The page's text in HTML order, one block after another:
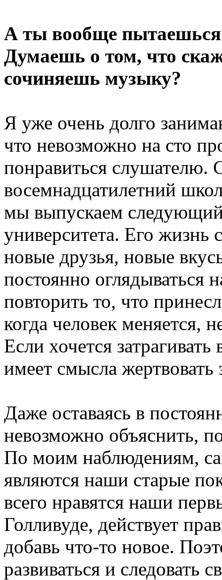
А ты вообще пытаешься
Думаешь о том, что
сочиняешь музыку?
Я уже очень долго
что невозможно на сто
понравиться слушателю.
восемнадцатилетний
мы выпускаем
университета. Его жизнь
новые друзья, новые
постоянно
повторить то, что
когда человек меняется,
Если хочется
имеет смысла
Даже оставаясь в
невозможно объяснить,
По моим наблюдениям,
являются наши старые
всего нравятся наши
Голливуде, действует
добавь что-то новое.
развиваться и следовать